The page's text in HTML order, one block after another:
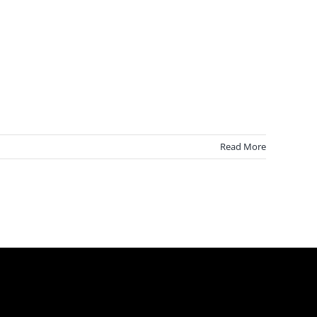
Read More